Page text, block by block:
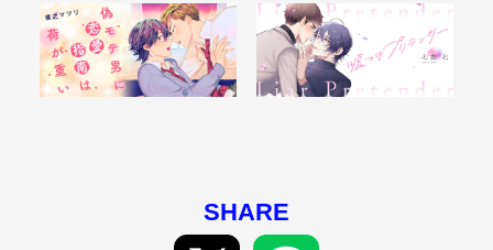
SHARE